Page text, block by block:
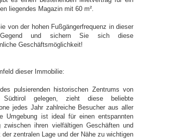
liegendes Magazin mit 60 m².
von der hohen Fußgängerfrequenz in dieser
Gegend und sichern Sie sich diese
Geschäftsmöglichkeit!
dieser Immobilie:
pulsierenden historischen Zentrums von
gelegen, zieht diese beliebte
jedes Jahr zahlreiche Besucher aus aller
Umgebung ist ideal für einen entspannten
zwischen ihren vielfältigen Geschäften und
der zentralen Lage und der Nähe zu wichtigen